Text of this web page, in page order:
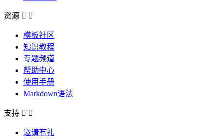
资源  
模板社区
知识教程
专题频道
帮助中心
使用手册
Markdown语法
支持  
邀请有礼